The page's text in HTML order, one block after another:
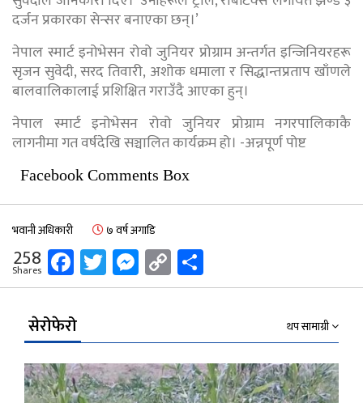
दर्जन प्रकारका सेन्सर बनाएका छन्।’
नेपाल स्मार्ट इनोभेसन रोवो जुनियर प्रोग्राम अन्तर्गत इन्जिनियरहरू
सृजन सुवेदी, सरद तिवारी, अशोक धमाला र सिद्धान्तप्रताप खाँणले
बालवालिकालाई प्रशिक्षित गराउँदै आएका हुन्।
नेपाल स्मार्ट इनोभेसन रोवो जुनियर प्रोग्राम नगरपालिकाकै
लागनीमा गत वर्षदेखि सञ्चालित कार्यक्रम हो। -अन्नपूर्ण पोष्ट
Facebook Comments Box
भवानी अधिकारी ७ वर्ष अगाडि
258
Shares Facebook
Twitter
Messenger
Copy
Link
सेरोफेरो थप सामाग्री